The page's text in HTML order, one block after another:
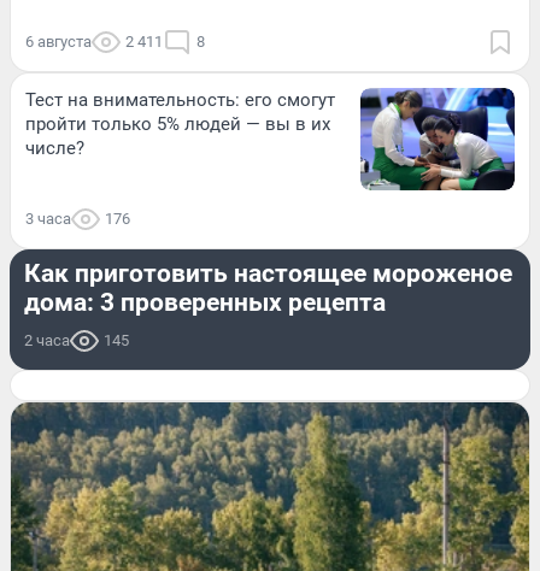
6 августа 2 411 8
Тест на внимательность: его смогут
пройти только 5% людей — вы в их
числе?
3 часа 176
Как приготовить настоящее мороженое
дома: 3 проверенных рецепта
2 часа 145